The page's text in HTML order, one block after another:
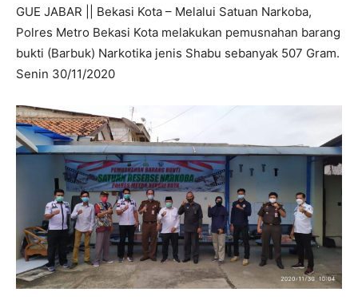
GUE JABAR || Bekasi Kota – Melalui Satuan Narkoba,
Polres Metro Bekasi Kota melakukan pemusnahan barang
bukti (Barbuk) Narkotika jenis Shabu sebanyak 507 Gram.
Senin 30/11/2020